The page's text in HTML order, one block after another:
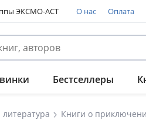
ЭКСМО-АСТ О нас Оплата
Бестселлеры
Книги о